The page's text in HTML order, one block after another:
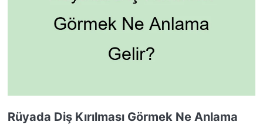
Rüyada Diş Kırılması Görmek Ne Anlama